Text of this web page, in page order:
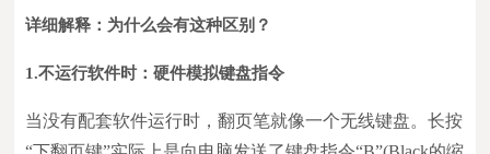
详细解释：为什么会有这种区别？
1.不运行软件时：硬件模拟键盘指令
当没有配套软件运行时，翻页笔就像一个无线键盘。长按